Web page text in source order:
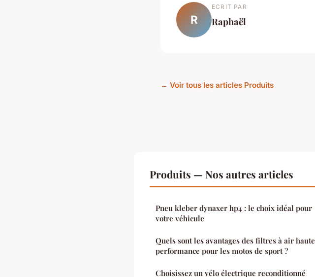
R
ECRIT PAR
Raphaël
← Voir tous les articles Produits
Produits — Nos autres articles
Pneu kleber dynaxer hp4 : le choix idéal pour
votre véhicule
Quels sont les avantages des filtres à air haute
performance pour les motos de sport ?
Choisissez un vélo électrique reconditionné